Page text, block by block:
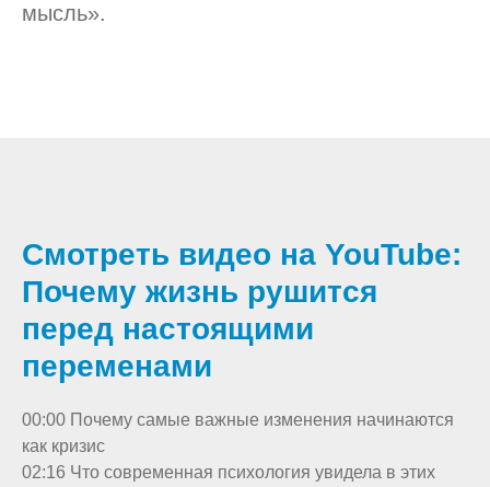
мысль».
Смотреть видео на YouTube:
Почему жизнь рушится
перед настоящими
переменами
00:00 Почему самые важные изменения начинаются
как кризис
02:16 Что современная психология увидела в этих